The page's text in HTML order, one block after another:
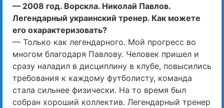
— 2008 год. Ворскла. Николай Павлов.
Легендарный украинский тренер. Как можете
его охарактеризовать?
— Только как легендарного. Мой прогресс во
многом благодаря Павлову. Человек пришел и
сразу наладил в дисциплину в клубе, повысились
требования к каждому футболисту, команда
стала сильнее физически. На то время был
собран хороший коллектив. Легендарный тренер